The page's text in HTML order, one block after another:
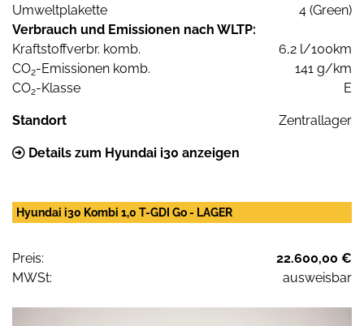
Umweltplakette
4 (Green)
Verbrauch und Emissionen nach WLTP:
Kraftstoffverbr. komb.
6,2 l/100km
CO2-Emissionen komb.
141 g/km
CO2-Klasse E
Standort Zentrallager
Details zum Hyundai i30 anzeigen
Hyundai i30 Kombi 1,0 T-GDI Go - LAGER
Preis:
22.600,00 €
MWSt:
ausweisbar